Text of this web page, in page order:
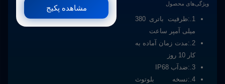
ویژگی‌های محصول
1.:
ظرفیت باتری 380
میلی آمپر ساعت
2.: مدت زمان آماده به
کار 10 روز
3.:
ضدآب IP68
4.: نسخه بلوتوث
مشاهده پکیج